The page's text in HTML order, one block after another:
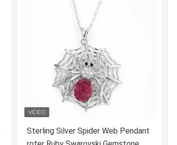
Sterling Silver Spider Web Pendant